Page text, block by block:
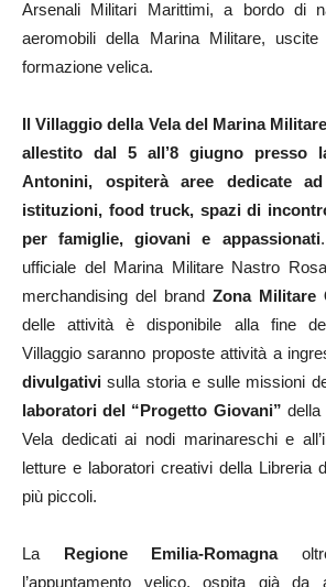
Arsenali Militari Marittimi, a bordo di
aeromobili della Marina Militare,
formazione velica.
Il Villaggio della Vela del Marina
allestito dal 5 all’8 giugno presso
Antonini, ospiterà aree dedicate
istituzioni, food truck, spazi di
per famiglie, giovani e appassionati
ufficiale del Marina Militare Nastro
merchandising del brand Zona Militare
delle attività è disponibile alla fine
Villaggio saranno proposte attività a
divulgativi sulla storia e sulle missioni
laboratori del “Progetto Giovani” della
Vela dedicati ai nodi marinareschi e
letture e laboratori creativi della Libreria
più piccoli.
La Regione Emilia-Romagna
l’appuntamento velico, ospita già da